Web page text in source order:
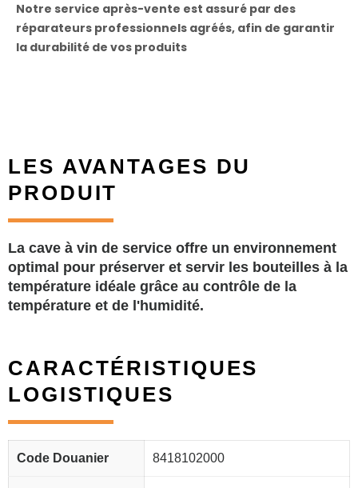
Notre service après-vente est assuré par des
réparateurs professionnels agréés, afin de garantir
la durabilité de vos produits
LES AVANTAGES DU
PRODUIT
La cave à vin de service offre un environnement
optimal pour préserver et servir les bouteilles à la
température idéale grâce au contrôle de la
température et de l'humidité.
CARACTÉRISTIQUES
LOGISTIQUES
Code Douanier 8418102000